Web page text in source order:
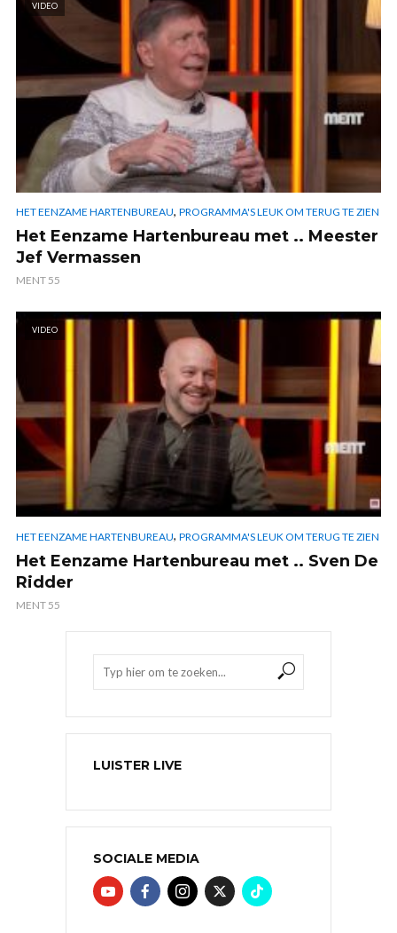
VIDEO
HET EENZAME HARTENBUREAU, PROGRAMMA'S LEUK OM TERUG TE ZIEN
Het Eenzame Hartenbureau met .. Meester
Jef Vermassen
MENT 55
VIDEO
HET EENZAME HARTENBUREAU, PROGRAMMA'S LEUK OM TERUG TE ZIEN
Het Eenzame Hartenbureau met .. Sven De
Ridder
MENT 55
LUISTER LIVE
SOCIALE MEDIA